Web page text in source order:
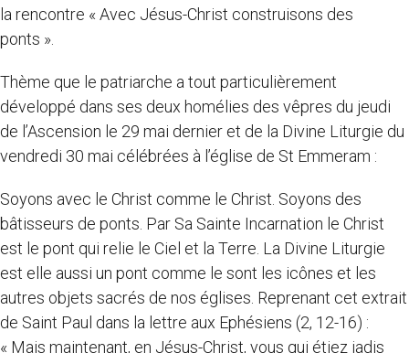
la rencontre « Avec Jésus-Christ construisons des
ponts ».
Thème que le patriarche a tout particulièrement
développé dans ses deux homélies des vêpres du jeudi
de l’Ascension le 29 mai dernier et de la Divine Liturgie du
vendredi 30 mai célébrées à l’église de St Emmeram :
Soyons avec le Christ comme le Christ. Soyons des
bâtisseurs de ponts. Par Sa Sainte Incarnation le Christ
est le pont qui relie le Ciel et la Terre. La Divine Liturgie
est elle aussi un pont comme le sont les icônes et les
autres objets sacrés de nos églises. Reprenant cet extrait
de Saint Paul dans la lettre aux Ephésiens (2, 12-16) :
« Mais maintenant, en Jésus-Christ, vous qui étiez jadis